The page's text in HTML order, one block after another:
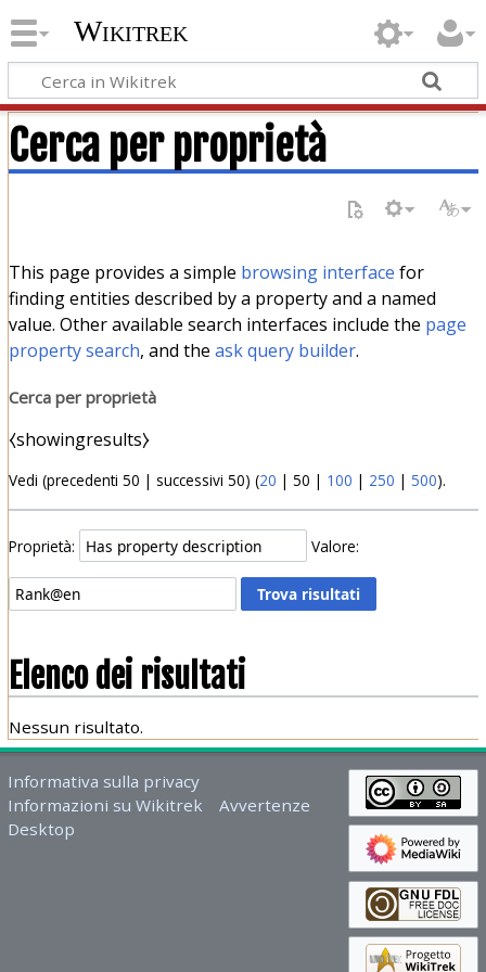
Wikitrek
Cerca per proprietà
This page provides a simple browsing interface for
finding entities described by a property and a named
value. Other available search interfaces include the page
property search, and the ask query builder.
Cerca per proprietà
⧼showingresults⧽
Vedi (precedenti 50 | successivi 50) (20 | 50 | 100 | 250 | 500).
Proprietà: Valore:
Elenco dei risultati
Nessun risultato.
Informativa sulla privacy
Informazioni su Wikitrek
Avvertenze
Desktop